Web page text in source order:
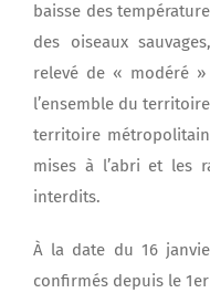
baisse des
des oiseaux
relevé de « modéré
l’ensemble du
territoire
mises à l’abri et les
interdits.
À la date du 16
confirmés depuis le